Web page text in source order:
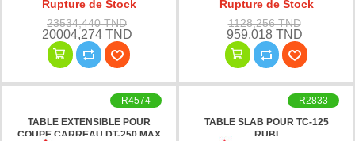
Rupture de Stock
23534,440 TND
20004,274 TND
Rupture de Stock
1128,256 TND
959,018 TND
TABLE EXTENSIBLE POUR
COUPE CARREAU DT-250 MAX
R4574
TABLE SLAB POUR TC-125
RUBI
R2833